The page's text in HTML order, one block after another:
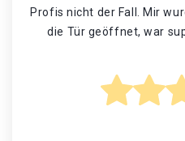
Profis nicht der Fall. Mir
die Tür geöffnet, war